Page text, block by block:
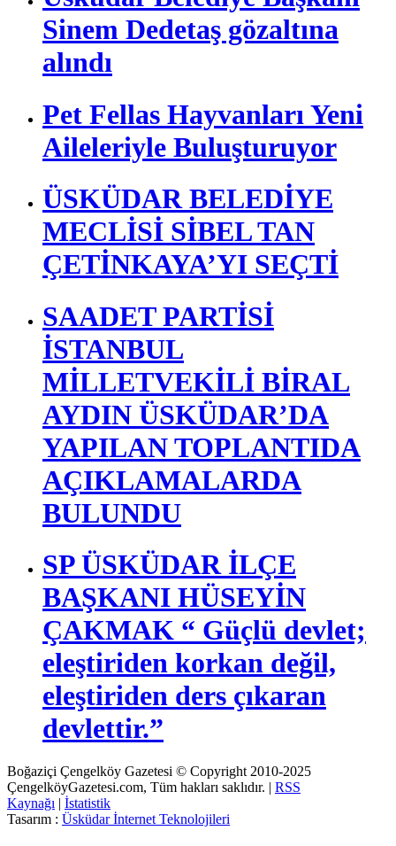
BAŞKANI BERK
TÜTÜNCÜ OLDU
Üsküdar Belediye Başkanı
Sinem Dedetaş gözaltına
alındı
Pet Fellas Hayvanları Yeni
Aileleriyle Buluşturuyor
ÜSKÜDAR BELEDİYE
MECLİSİ SİBEL TAN
ÇETİNKAYA’YI SEÇTİ
SAADET PARTİSİ
İSTANBUL
MİLLETVEKİLİ BİRAL
AYDIN ÜSKÜDAR’DA
YAPILAN TOPLANTIDA
AÇIKLAMALARDA
BULUNDU
SP ÜSKÜDAR İLÇE
BAŞKANI HÜSEYİN
ÇAKMAK “ Güçlü devlet;
eleştiriden korkan değil,
eleştiriden ders çıkaran